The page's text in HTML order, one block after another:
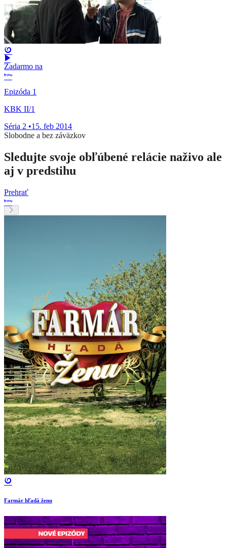
Zadarmo na
Epizóda 1
KBK II/1
Séria 2 •15. feb 2014
Slobodne a bez záväzkov
Sledujte svoje obľúbené relácie naživo ale
aj v predstihu
Prehrať
Farmár hľadá ženu